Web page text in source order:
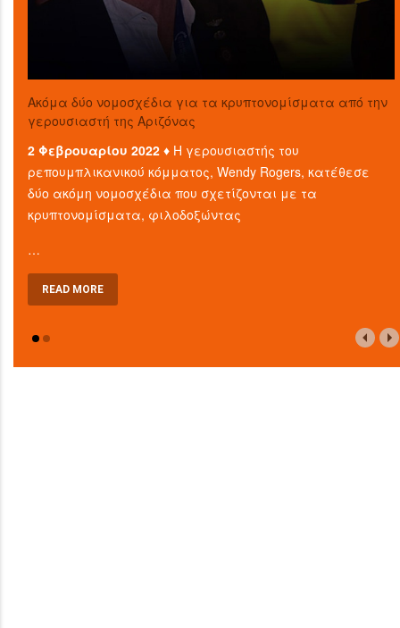
Ακόμα δύο νομοσχέδια για τα κρυπτονομίσματα από την
γερουσιαστή της Αριζόνας
2 Φεβρουαρίου 2022 ♦ Η γερουσιαστής του
ρεπουμπλικανικού κόμματος, Wendy Rogers, κατέθεσε
δύο ακόμη νομοσχέδια που σχετίζονται με τα
κρυπτονομίσματα, φιλοδοξώντας
…
READ MORE